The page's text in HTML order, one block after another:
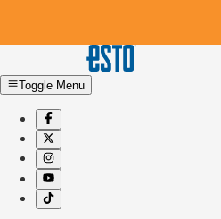
Toggle Menu